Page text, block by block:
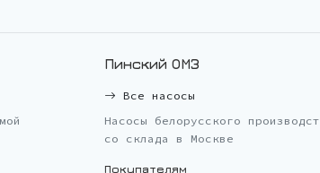
Пинский ОМЗ
Все насосы
Насосы белорусского
со склада в Москве
Покупателям